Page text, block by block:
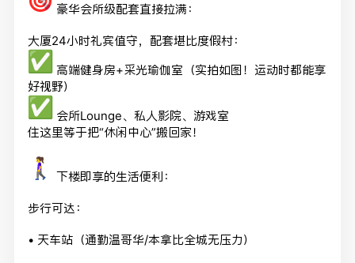
豪华会所级配套直接拉满：
大厦24小时礼宾值守，配套堪比度假村：
高端健身房+采光瑜伽室（实拍如图！运动时都能享
好视野）
会所Lounge、私人影院、游戏室
住这里等于把“休闲中心”搬回家！
下楼即享的生活便利：
步行可达：
• 天车站（通勤温哥华/本拿比全城无压力）